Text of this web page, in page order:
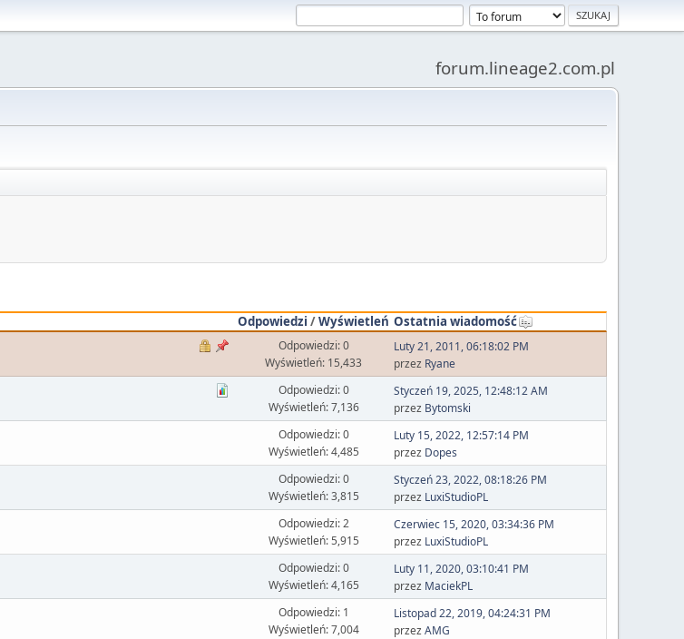
forum.lineage2.com.pl
Odpowiedzi /Wyświetleń Ostatnia wiadomość
Odpowiedzi: 0
Wyświetleń: 15,433
Luty 21, 2011, 06:18:02 PM
przez Ryane
Odpowiedzi: 0
Wyświetleń: 7,136
Styczeń 19, 2025, 12:48:12 AM
przez Bytomski
Odpowiedzi: 0
Wyświetleń: 4,485
Luty 15, 2022, 12:57:14 PM
przez Dopes
Odpowiedzi: 0
Wyświetleń: 3,815
Styczeń 23, 2022, 08:18:26 PM
przez LuxiStudioPL
Odpowiedzi: 2
Wyświetleń: 5,915
Czerwiec 15, 2020, 03:34:36 PM
przez LuxiStudioPL
Odpowiedzi: 0
Wyświetleń: 4,165
Luty 11, 2020, 03:10:41 PM
przez MaciekPL
Odpowiedzi: 1
Wyświetleń: 7,004
Listopad 22, 2019, 04:24:31 PM
przezAMG